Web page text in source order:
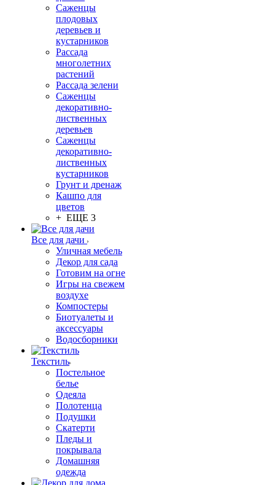
Саженцы
плодовых
деревьев и
кустарников
Рассада
многолетних
растений
Рассада зелени
Саженцы
декоративно-
лиственных
деревьев
Саженцы
декоративно-
лиственных
кустарников
Грунт и дренаж
Кашпо для
цветов
+ ЕЩЕ 3
Все для дачи
Уличная мебель
Декор для сада
Готовим на огне
Игры на свежем
воздухе
Компостеры
Биотуалеты и
аксессуары
Водосборники
Текстиль
Постельное
белье
Одеяла
Полотенца
Подушки
Скатерти
Пледы и
покрывала
Домашняя
одежда